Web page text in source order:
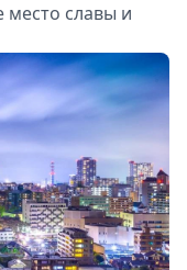
славы и